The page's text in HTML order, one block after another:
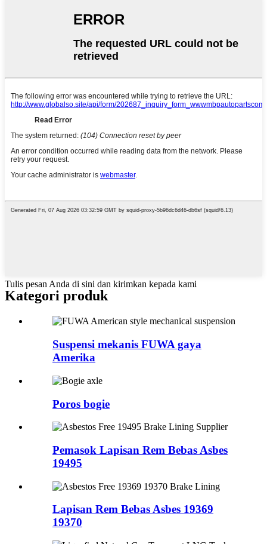
Tulis pesan Anda di sini dan kirimkan kepada kami
Kategori produk
Suspensi mekanis FUWA gaya
Amerika
Poros bogie
Pemasok Lapisan Rem Bebas Asbes
19495
Lapisan Rem Bebas Asbes 19369
19370